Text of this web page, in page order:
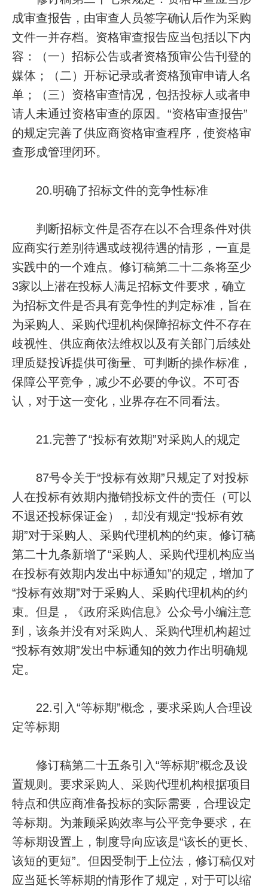
成审查报告，由审查人员签字确认后作为采购
文件一并存档。资格审查报告应当包括以下内
容：（一）招标公告或者资格预审公告刊登的
媒体；（二）开标记录或者资格预审申请人名
单；（三）资格审查情况，包括投标人或者申
请人未通过资格审查的原因。“资格审查报告”
的规定完善了供应商资格审查程序，使资格审
查形成管理闭环。
20.明确了招标文件的竞争性标准
判断招标文件是否存在以不合理条件对供
应商实行差别待遇或歧视待遇的情形，一直是
实践中的一个难点。修订稿第二十二条将至少
3家以上潜在投标人满足招标文件要求，确立
为招标文件是否具有竞争性的判定标准，旨在
为采购人、采购代理机构保障招标文件不存在
歧视性、供应商依法维权以及有关部门后续处
理质疑投诉提供可衡量、可判断的操作标准，
保障公平竞争，减少不必要的争议。不可否
认，对于这一变化，业界存在不同看法。
21.完善了“投标有效期”对采购人的规定
87号令关于“投标有效期”只规定了对投标
人在投标有效期内撤销投标文件的责任（可以
不退还投标保证金），却没有规定“投标有效
期”对于采购人、采购代理机构的约束。修订稿
第二十九条新增了“采购人、采购代理机构应当
在投标有效期内发出中标通知”的规定，增加了
“投标有效期”对于采购人、采购代理机构的约
束。但是，《政府采购信息》公众号小编注意
到，该条并没有对采购人、采购代理机构超过
“投标有效期”发出中标通知的效力作出明确规
定。
22.引入“等标期”概念，要求采购人合理设
定等标期
修订稿第二十五条引入“等标期”概念及设
置规则。要求采购人、采购代理机构根据项目
特点和供应商准备投标的实际需要，合理设定
等标期。为兼顾采购效率与公平竞争要求，在
等标期设置上，制度导向应该是“该长的更长、
该短的更短”。但因受制于上位法，修订稿仅对
应当延长等标期的情形作了规定，对于可以缩